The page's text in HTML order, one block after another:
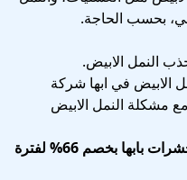
بحسب الحاجة.
النمل الابيض.
الابيض في ابها شركة
مشكلة النمل الابيض
شركة مكافحة حشرات بابها بخصم 66% لفترة